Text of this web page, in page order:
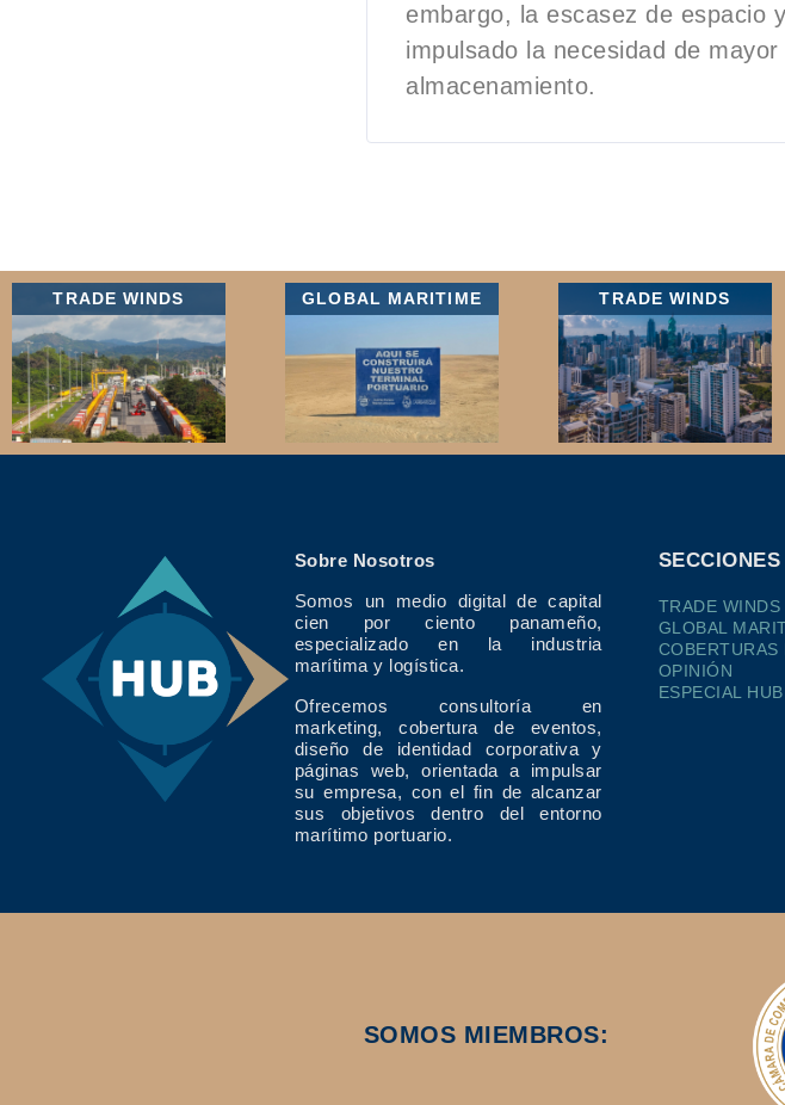
embargo, la escasez de espacio
impulsado la necesidad de
almacenamiento.
TRADE WINDS GLOBAL MARITIME TRADE WINDS
Sobre Nosotros
Somos un medio digital de capital
cien por ciento panameño,
especializado en la industria
marítima y logística.
Ofrecemos consultoría en
marketing, cobertura de eventos,
diseño de identidad corporativa y
páginas web, orientada a impulsar
su empresa, con el fin de alcanzar
sus objetivos dentro del entorno
marítimo portuario.
TRADE WINDS
GLOBAL
COBERTURAS
OPINIÓN
ESPECIAL HUB
SOMOS MIEMBROS: